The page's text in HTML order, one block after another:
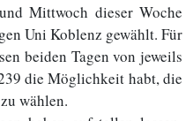
Mittwoch dieser Woche
Uni Koblenz gewählt. Für
beiden Tagen von jeweils
die Möglichkeit habt, die
wählen.